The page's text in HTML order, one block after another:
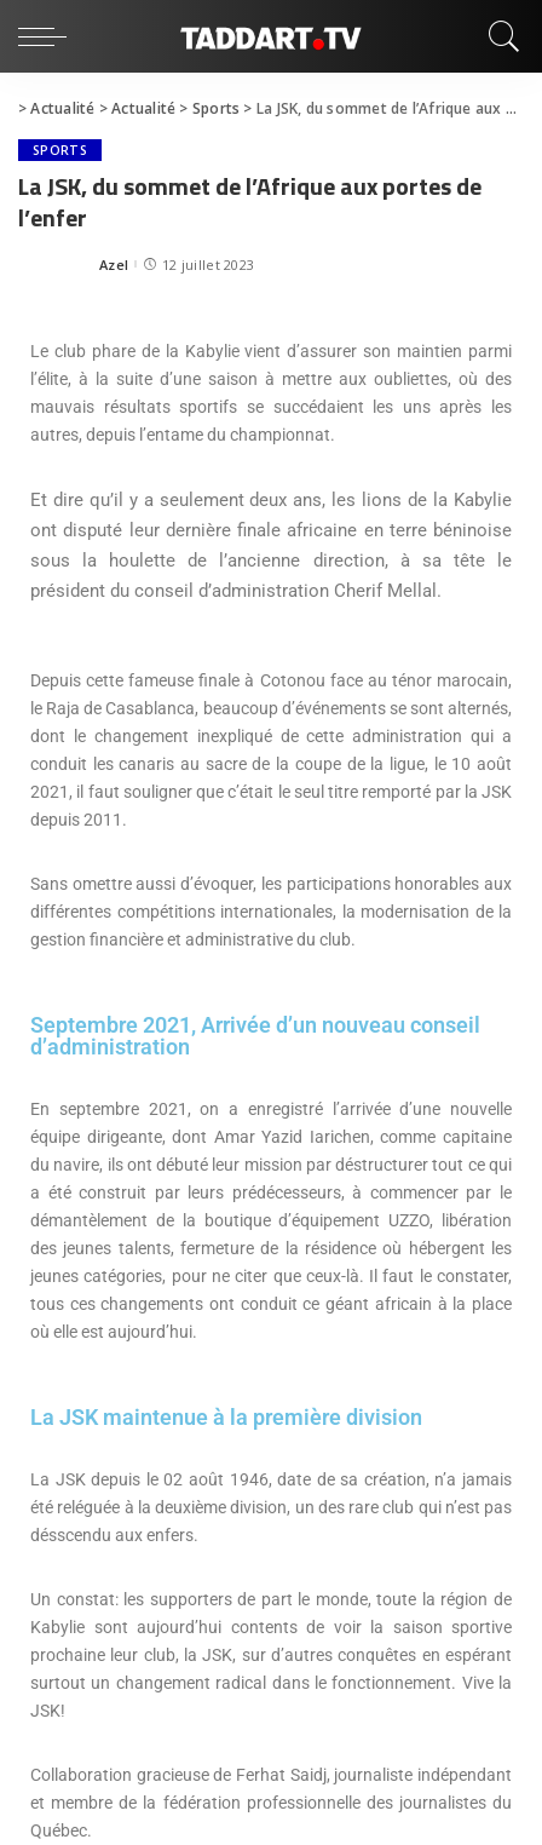
>Actualité >Actualité > Sports > La JSK, du sommet de l’Afrique aux portes de l’enfer
SPORTS
La JSK, du sommet de l’Afrique aux portes de
l’enfer
Azel 12 juillet 2023
Le club phare de la Kabylie vient d’assurer son maintien parmi
l’élite, à la suite d’une saison à mettre aux oubliettes, où des
mauvais résultats sportifs se succédaient les uns après les
autres, depuis l’entame du championnat.
Et dire qu’il y a seulement deux ans, les lions de la Kabylie
ont disputé leur dernière finale africaine en terre béninoise
sous la houlette de l’ancienne direction, à sa tête le
président du conseil d’administration Cherif Mellal.
Depuis cette fameuse finale à Cotonou face au ténor marocain,
le Raja de Casablanca, beaucoup d’événements se sont alternés,
dont le changement inexpliqué de cette administration qui a
conduit les canaris au sacre de la coupe de la ligue, le 10 août
2021, il faut souligner que c’était le seul titre remporté par la JSK
depuis 2011.
Sans omettre aussi d’évoquer, les participations honorables aux
différentes compétitions internationales, la modernisation de la
gestion financière et administrative du club.
Septembre 2021, Arrivée d’un nouveau conseil
d’administration
En septembre 2021, on a enregistré l’arrivée d’une nouvelle
équipe dirigeante, dont Amar Yazid Iarichen, comme capitaine
du navire, ils ont débuté leur mission par déstructurer tout ce qui
a été construit par leurs prédécesseurs, à commencer par le
démantèlement de la boutique d’équipement UZZO, libération
des jeunes talents, fermeture de la résidenceoù hébergent les
jeunes catégories, pour ne citer que ceux-là. Il faut le constater,
tous ces changements ont conduit ce géant africain à la place
où elle est aujourd’hui.
La JSK maintenue à la première division
La JSK depuis le 02 août 1946, date de sa création, n’a jamais
été reléguée à la deuxième division, un des rare club qui n’est pas
désscendu aux enfers.
Un constat: les supporters de part le monde, toute la région de
Kabylie sont aujourd’hui contents de voir la saison sportive
prochaine leur club, la JSK, sur d’autres conquêtes en espérant
surtout un changement radical dans le fonctionnement. Vive la
JSK!
Collaboration gracieuse de Ferhat Saidj, journaliste indépendant
et membre de la fédération professionnelle des journalistes du
Québec.